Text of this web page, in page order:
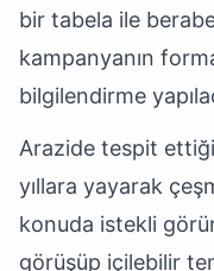
bir tabela ile
kampanyanın
bilgilendirme
Arazide tespit
yıllara yayarak
konuda istekli
görüşüp içilebilir